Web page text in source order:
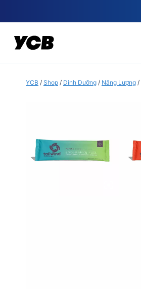
to
content
YCB / Shop / Dinh Dưỡng / Năng Lượng /